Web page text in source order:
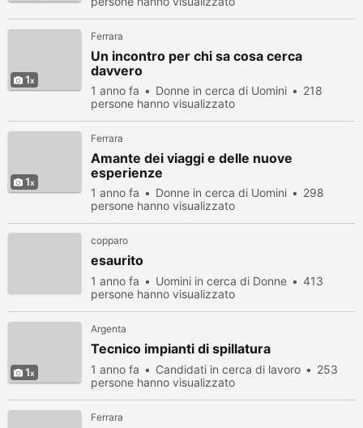
1
Ferrara
Un incontro per chi sa cosa cerca
davvero
1 anno fa Donne in cerca di Uomini
218
persone hanno visualizzato
1
Ferrara
Amante dei viaggi e delle nuove
esperienze
1 anno fa Donne in cerca di Uomini
298
persone hanno visualizzato
copparo
esaurito
1 anno fa Uomini in cerca di Donne
413
persone hanno visualizzato
1
Argenta
Tecnico impianti di spillatura
1 anno fa Candidati in cerca di lavoro
253
persone hanno visualizzato
Ferrara